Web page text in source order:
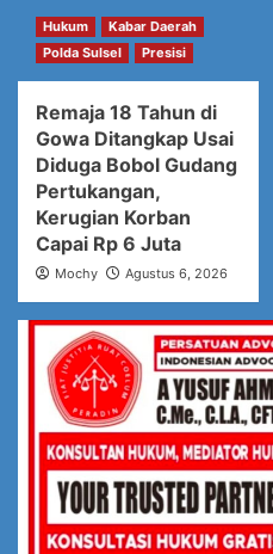
Hukum
Kabar Daerah
Polda Sulsel
Presisi
Remaja 18 Tahun di
Gowa Ditangkap Usai
Diduga Bobol Gudang
Pertukangan,
Kerugian Korban
Capai Rp 6 Juta
Mochy Agustus 6, 2026